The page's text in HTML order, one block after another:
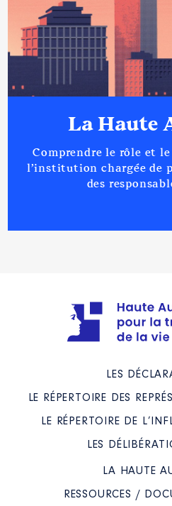
La Haute
Comprendre le rôle et
l’institution chargée de
des
LES
LE RÉPERTOIRE DES
LE RÉPERTOIRE DE
LES
LA HAUTE
RESSOURCES /